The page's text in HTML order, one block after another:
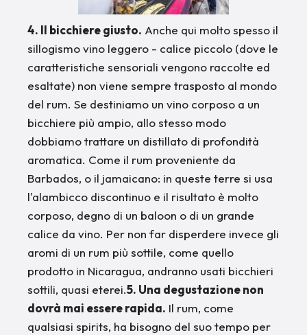
4. Il bicchiere giusto. Anche qui molto spesso il
sillogismo vino leggero - calice piccolo (dove le
caratteristiche sensoriali vengono raccolte ed
esaltate) non viene sempre trasposto al mondo
del rum. Se destiniamo un vino corposo a un
bicchiere più ampio, allo stesso modo
dobbiamo trattare un distillato di profondità
aromatica. Come il rum proveniente da
Barbados, o il jamaicano: in queste terre si usa
l'alambicco discontinuo e il risultato è molto
corposo, degno di un baloon o di un grande
calice da vino. Per non far disperdere invece gli
aromi di un rum più sottile, come quello
prodotto in Nicaragua, andranno usati bicchieri
sottili, quasi eterei.5. Una degustazione non
dovrà mai essere rapida. Il rum, come
qualsiasi spirits, ha bisogno del suo tempo per